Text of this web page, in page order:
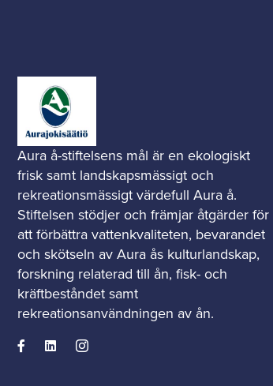
Aura å-stiftelsens mål är en ekologiskt
frisk samt landskapsmässigt och
rekreationsmässigt värdefull Aura å.
Stiftelsen stödjer och främjar åtgärder för
att förbättra vattenkvaliteten, bevarandet
och skötseln av Aura ås kulturlandskap,
forskning relaterad till ån, fisk- och
kräftbeståndet samt
rekreationsanvändningen av ån.